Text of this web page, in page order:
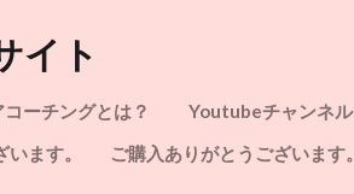
イト
ーチングとは？ Youtubeチャンネル
ます。 ご購入ありがとうございます。